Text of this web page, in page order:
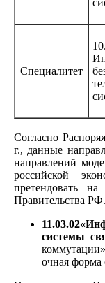
Специалитет
Согласно
г., данные
направлений
российской
претендовать
Правительства РФ.
системы
очная форма